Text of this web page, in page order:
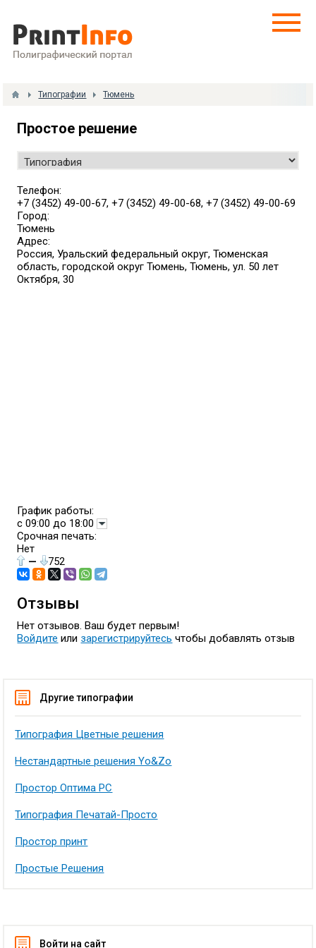
Типографии Тюмень
Простое решение
Телефон:
+7 (3452) 49-00-67, +7 (3452) 49-00-68, +7 (3452) 49-00-69
Город:
Тюмень
Адрес:
Россия, Уральский федеральный округ, Тюменская
область, городской округ Тюмень, Тюмень, ул. 50 лет
Октября, 30
График работы:
с 09:00 до 18:00
Срочная печать:
Нет
—
752
Отзывы
Нет отзывов. Ваш будет первым!
Войдите или зарегистрируйтесь чтобы добавлять отзыв
Другие типографии
Типография Цветные решения
Нестандартные решения Yo&Zo
Простор Оптима РС
Типография Печатай-Просто
Простор принт
Простые Решения
Войти на сайт